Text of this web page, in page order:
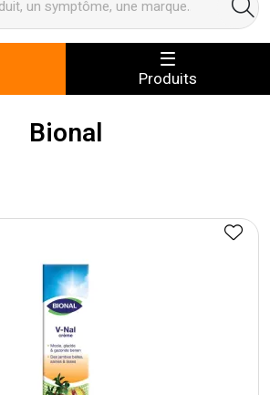
Produits
Bional